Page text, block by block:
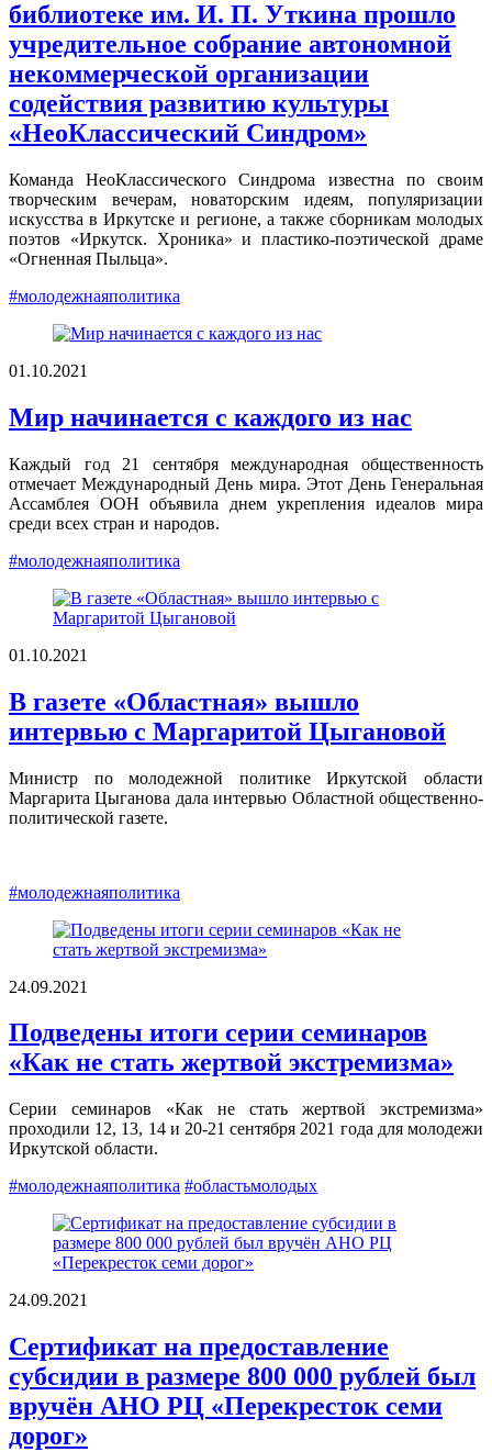
библиотеке им. И. П. Уткина прошло
учредительное собрание автономной
некоммерческой организации
содействия развитию культуры
«НеоКлассический Синдром»
Команда НеоКлассического Синдрома известна по своим
творческим вечерам, новаторским идеям, популяризации
искусства в Иркутске и регионе, а также сборникам молодых
поэтов «Иркутск. Хроника» и пластико-поэтической драме
«Огненная Пыльца».
#молодежнаяполитика
01.10.2021
Мир начинается с каждого из нас
Каждый год 21 сентября международная общественность
отмечает Международный День мира. Этот День Генеральная
Ассамблея ООН объявила днем укрепления идеалов мира
среди всех стран и народов.
#молодежнаяполитика
01.10.2021
В газете «Областная» вышло
интервью с Маргаритой Цыгановой
Министр по молодежной политике Иркутской области
Маргарита Цыганова дала интервью Областной общественно-
политической газете.
#молодежнаяполитика
24.09.2021
Подведены итоги серии семинаров
«Как не стать жертвой экстремизма»
Серии семинаров «Как не стать жертвой экстремизма»
проходили 12, 13, 14 и 20-21 сентября 2021 года для молодежи
Иркутской области.
#молодежнаяполитика #областьмолодых
24.09.2021
Сертификат на предоставление
субсидии в размере 800 000 рублей был
вручён АНО РЦ «Перекресток семи
дорог»